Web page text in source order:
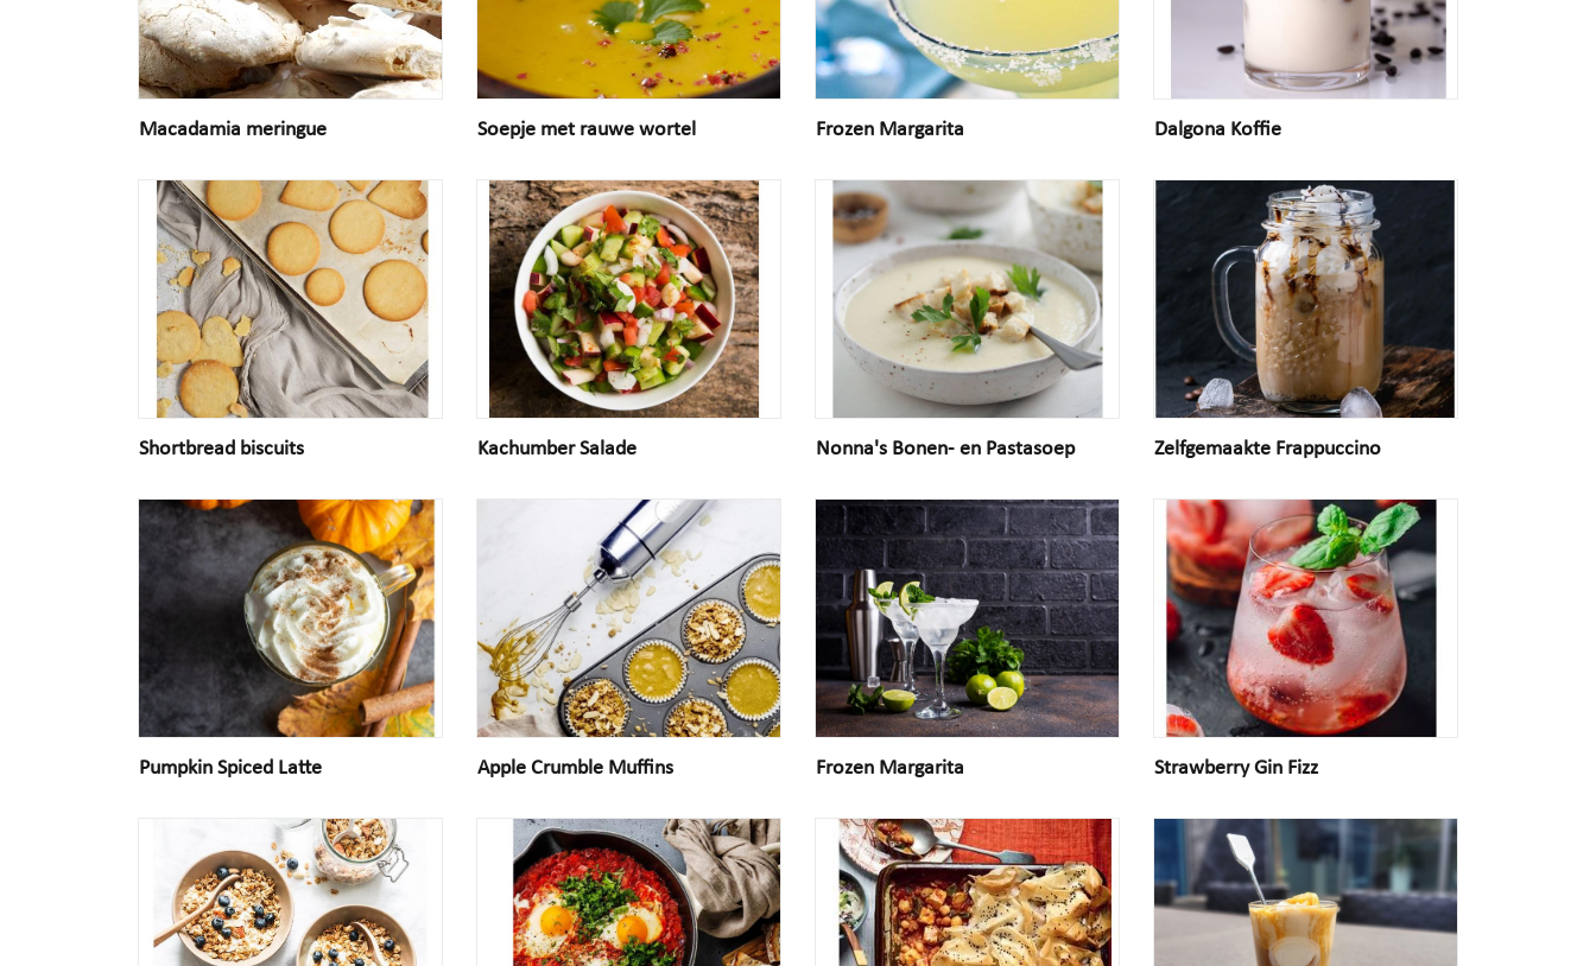
Macadamia meringue Soepje met rauwe wortel Frozen Margarita Dalgona Koffie
Shortbread biscuits Kachumber Salade Nonna's Bonen- en Pastasoep Zelfgemaakte Frappuccino
Pumpkin Spiced Latte Apple Crumble Muffins Frozen Margarita Strawberry Gin Fizz